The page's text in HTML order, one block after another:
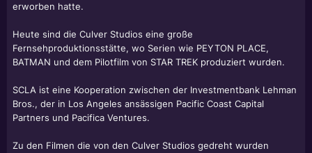
erworben hatte.
Heute sind die Culver Studios eine große
Fernsehproduktionsstätte, wo Serien wie PEYTON PLACE,
BATMAN und dem Pilotfilm von STAR TREK produziert wurden.
SCLA ist eine Kooperation zwischen der Investmentbank Lehman
Bros., der in Los Angeles ansässigen Pacific Coast Capital
Partners und Pacifica Ventures.
Zu den Filmen die von den Culver Studios gedreht wurden